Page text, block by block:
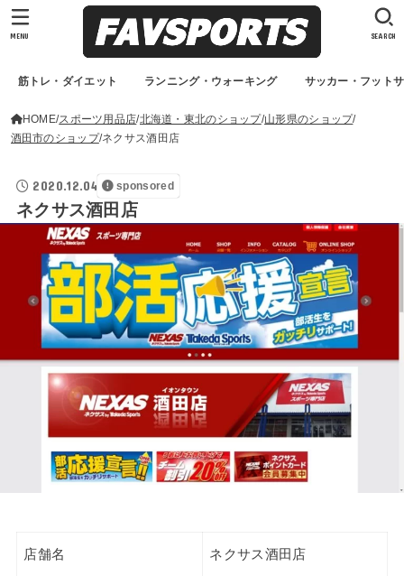
筋トレ・ダイエット ランニング・ウォーキング サッカー・フット
SEARCH
MENU
HOME スポーツ用品店 北海道・東北のショップ 山形県のショップ
酒田市のショップ ネクサス酒田店
2020.12.04 sponsored
ネクサス酒田店
店舗名 ネクサス酒田店